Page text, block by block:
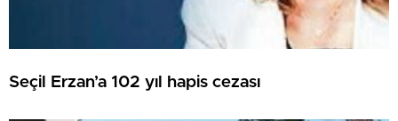
Seçil Erzan’a 102 yıl hapis cezası